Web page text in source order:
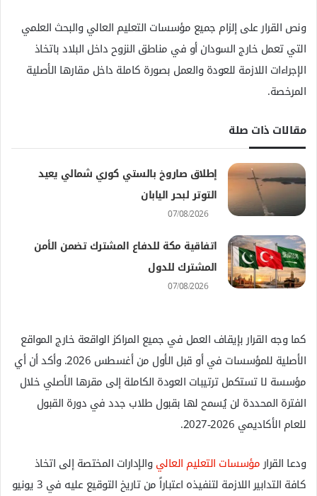
ونص القرار على إلزام جميع مؤسسات التعليم العالي والبحث العلمي
التي تعمل خارج السودان أو في مناطق النزوح داخل البلاد باتخاذ
الإجراءات اللازمة للعودة والعمل بصورة كاملة داخل مقارها الأصلية
المرخصة.
مقالات ذات صلة
إطلاق صاروخ بالستي كوري شمالي يعيد
التوتر لبحر اليابان
07/08/2026
اتفاقية مكة للدفاع المشترك تضمن الأمن
المشترك للدول
07/08/2026
كما وجه القرار بإيقاف العمل في جميع المراكز الواقعة خارج المواقع
الأصلية للمؤسسات في أو قبل الأول من أغسطس 2026. وأكد أن أي
مؤسسة لا تستكمل ترتيبات العودة الكاملة إلى مقرها الأصلي خلال
الفترة المحددة لن يُسمح لها بقبول طلاب جدد في دورة القبول
للعام الأكاديمي 2026-2027.
ودعا القرارمؤسسات التعليم العاليوالإدارات المختصة إلى اتخاذ
كافة التدابير اللازمة لتنفيذه اعتباراً من تاريخ التوقيع عليه في 3 يونيو